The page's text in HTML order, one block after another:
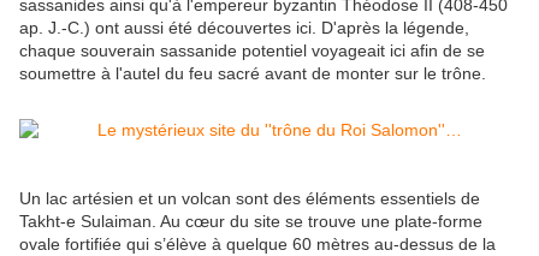
sassanides ainsi qu'à l'empereur byzantin Théodose II (408-450
ap. J.-C.) ont aussi été découvertes ici. D'après la légende,
chaque souverain sassanide potentiel voyageait ici afin de se
soumettre à l'autel du feu sacré avant de monter sur le trône.
Un lac artésien et un volcan sont des éléments essentiels de
Takht-e Sulaiman. Au cœur du site se trouve une plate-forme
ovale fortifiée qui s’élève à quelque 60 mètres au-dessus de la